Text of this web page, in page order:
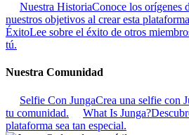
Nuestra HistoriaConoce los orígenes
nuestros objetivos al crear esta
ÉxitoLee sobre el éxito de otros
tú.
Nuestra Comunidad
Selfie Con JungaCrea una selfie con
tu comunidad.
What Is Junga?
plataforma sea tan especial.